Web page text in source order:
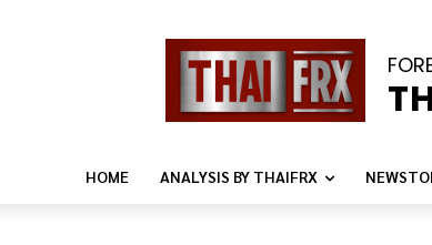
HOME ANALYSIS BY THAIFRX